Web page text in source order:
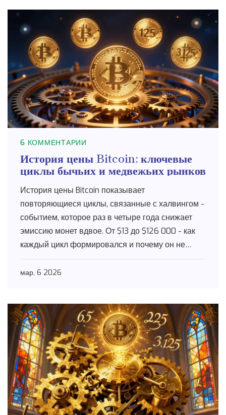
6 КОММЕНТАРИИ
История цены Bitcoin: ключевые
циклы бычьих и медвежьих рынков
История цены Bitcoin показывает
повторяющиеся циклы, связанные с халвингом -
событием, которое раз в четыре года снижает
эмиссию монет вдвое. От $13 до $126 000 - как
каждый цикл формировался и почему он не
мар, 6 2026